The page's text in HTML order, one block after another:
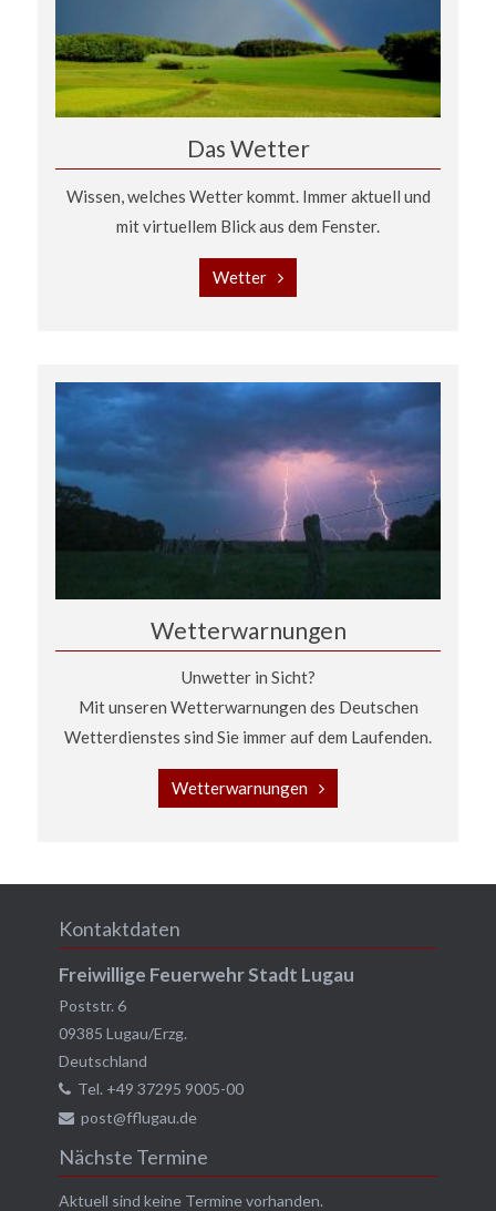
Das Wetter
Wissen, welches Wetter kommt. Immer aktuell und
mit virtuellem Blick aus dem Fenster.
Wetter
Wetterwarnungen
Unwetter in Sicht?
Mit unseren Wetterwarnungen des Deutschen
Wetterdienstes sind Sie immer auf dem Laufenden.
Wetterwarnungen
Kontaktdaten
Freiwillige Feuerwehr Stadt Lugau
Poststr. 6
09385 Lugau/Erzg.
Deutschland
Tel. +49 37295 9005-00
post@fflugau.de
Nächste Termine
Aktuell sind keine Termine vorhanden.